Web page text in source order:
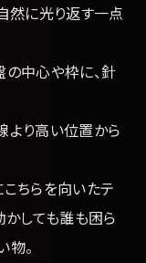
然に光り返す一点
中心や枠に、針
り高い位置から
ちらを向いたテ
かしても誰も困ら
。